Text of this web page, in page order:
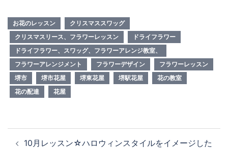
お花のレッスン
クリスマススワッグ
クリスマスリース、フラワーレッスン
ドライフラワー
ドライフラワー、スワッグ、フラワーアレンジ教室、
フラワーアレンジメント
フラワーデザイン
フラワーレッスン
堺市
堺市花屋 堺東花屋 堺駅花屋
花の教室
花の配達
花屋
10月レッスン☆ハロウィンスタイルをイメージした